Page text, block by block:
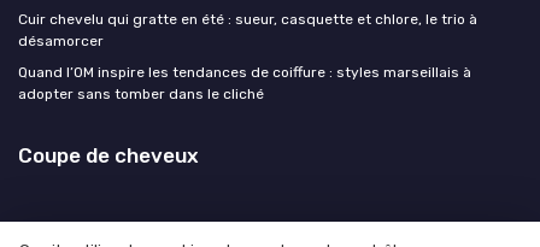
Cuir chevelu qui gratte en été : sueur, casquette et chlore, le trio à
désamorcer
Quand l’OM inspire les tendances de coiffure : styles marseillais à
adopter sans tomber dans le cliché
Coupe de cheveux